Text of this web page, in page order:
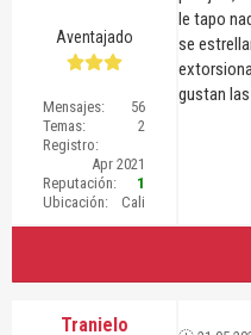
Aventajado
Mensajes:
56
Temas:
2
Registro:
Apr 2021
Reputación:
1
Ubicación:
Cali
le tapo
se
gustan
Tranielo